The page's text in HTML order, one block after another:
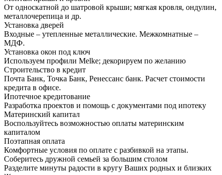
От односкатной до шатровой крыши; мягкая кровля, ондулин,
металлочерепица и др.
Установка дверей
Входные – утепленные металлические. Межкомнатные –
МДФ.
Установка окон под ключ
Используем профили Melke; декорируем по желанию
Строительство в кредит
Почта Банк, Точка Банк, Ренессанс банк. Расчет стоимости
кредита в офисе.
Ипотечное кредитование
Разработка проектов и помощь с документами под ипотеку
Материнский капитал
Воспользуйтесь возможностью оплаты материнским
капиталом
Поэтапная оплата
Комфортные условия по оплате с разбивкой на этапы.
Соберитесь дружной семьей за большим столом
Разделите минуты радости в кругу Ваших родных и близких